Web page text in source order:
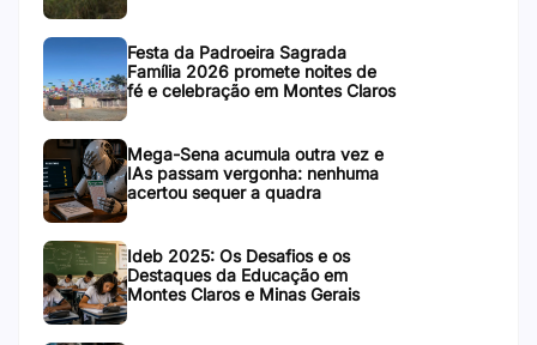
Festa da Padroeira Sagrada
Família 2026 promete noites de
fé e celebração em Montes Claros
Mega-Sena acumula outra vez e
IAs passam vergonha: nenhuma
acertou sequer a quadra
Ideb 2025: Os Desafios e os
Destaques da Educação em
Montes Claros e Minas Gerais